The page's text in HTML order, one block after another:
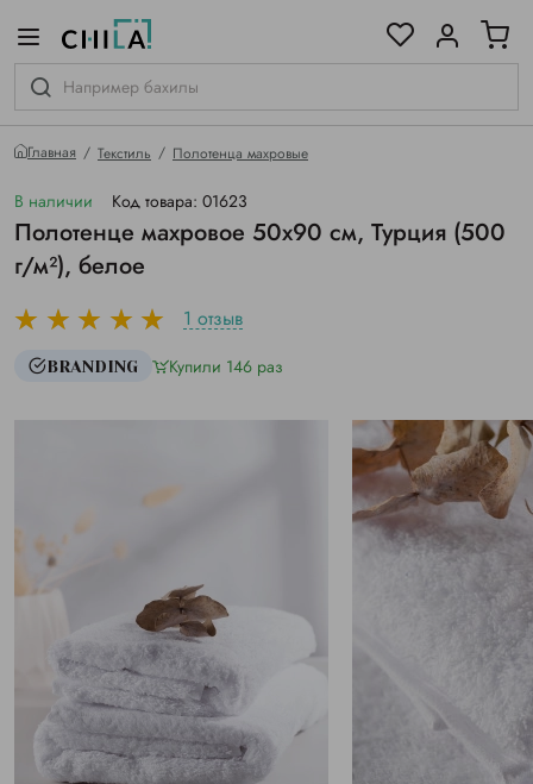
Главная Текстиль Полотенца махровые
В наличии Код товара: 01623
Полотенце махровое 50х90 см, Турция (500
г/м²), белое
1 отзыв
BRANDING Купили 146 раз
гамме